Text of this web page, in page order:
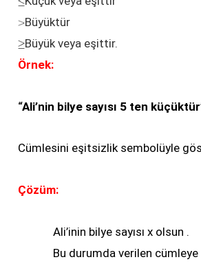
Büyüktür
Büyük veya eşittir.
Örnek:
“Ali’nin bilye sayısı 5 ten
Cümlesini eşitsizlik sembolüyle
Çözüm:
Ali’inin bilye sayısı x olsun .
Bu durumda verilen